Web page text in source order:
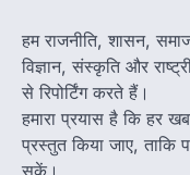
हम राजनीति, शासन,
विज्ञान, संस्कृति और
से रिपोर्टिंग करते हैं।
हमारा प्रयास है कि हर
प्रस्तुत किया जाए, ताकि
सकें।